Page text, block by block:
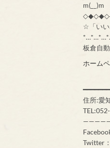
m(__)m
☆「いい
板倉自
ホーム
住所:愛
Twitter